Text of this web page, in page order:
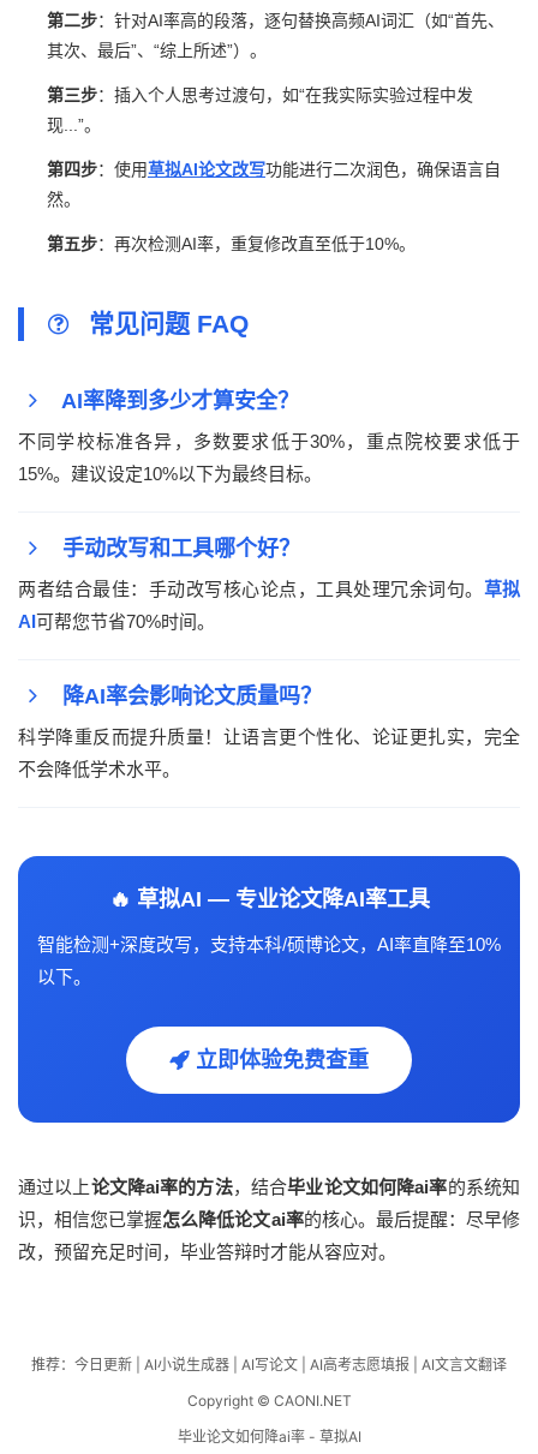
第二步：针对AI率高的段落，逐句替换高频AI词汇（如“首先、
其次、最后”、“综上所述”）。
第三步：插入个人思考过渡句，如“在我实际实验过程中发
现...”。
第四步：使用草拟AI论文改写功能进行二次润色，确保语言自
然。
第五步：再次检测AI率，重复修改直至低于10%。
常见问题 FAQ
AI率降到多少才算安全？
不同学校标准各异，多数要求低于30%，重点院校要求低于
15%。建议设定10%以下为最终目标。
手动改写和工具哪个好？
两者结合最佳：手动改写核心论点，工具处理冗余词句。 草拟
AI可帮您节省70%时间。
降AI率会影响论文质量吗？
科学降重反而提升质量！让语言更个性化、论证更扎实，完全
不会降低学术水平。
🔥 草拟AI — 专业论文降AI率工具
智能检测+深度改写，支持本科/硕博论文，AI率直降至10%
以下。
立即体验免费查重
通过以上论文降ai率的方法，结合毕业论文如何降ai率的系统知
识，相信您已掌握怎么降低论文ai率的核心。最后提醒：尽早修
改，预留充足时间，毕业答辩时才能从容应对。
推荐： 今日更新 AI小说生成器 AI写论文 AI高考志愿填报
AI文言文翻译
Copyright © CAONI.NET
毕业论文如何降ai率 - 草拟AI